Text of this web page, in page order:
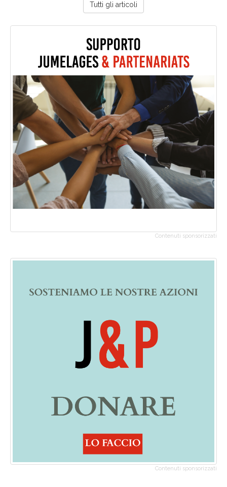
Tutti gli articoli
Contenuti sponsorizzati
Contenuti sponsorizzati